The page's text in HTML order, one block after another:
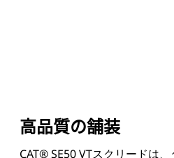
高品質の舗装
CAT® SE50 VTスクリードは